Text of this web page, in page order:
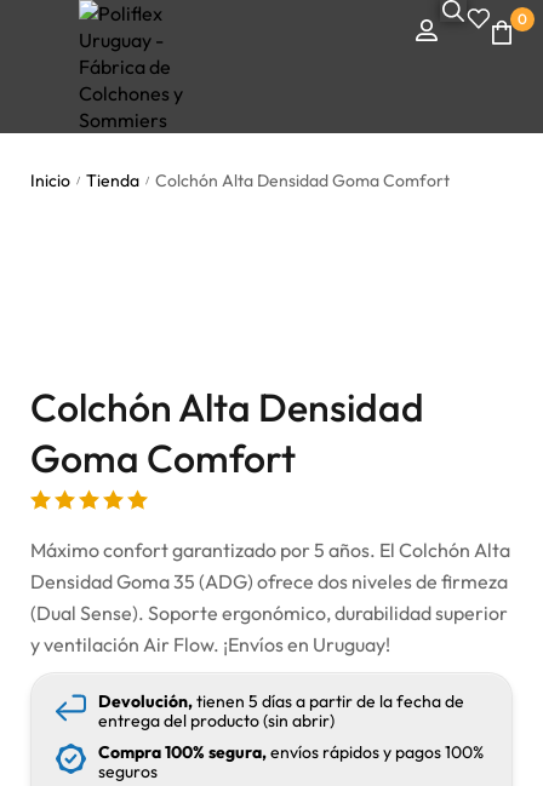
0
Inicio / Tienda / Colchón Alta Densidad Goma Comfort
Colchón Alta Densidad
Goma Comfort
Máximo confort garantizado por 5 años. El Colchón Alta
Densidad Goma 35 (ADG) ofrece dos niveles de firmeza
(Dual Sense). Soporte ergonómico, durabilidad superior
y ventilación Air Flow. ¡Envíos en Uruguay!
Devolución,tienen 5 días a partir de la fecha de
entrega del producto (sin abrir)
Compra 100% segura,envíos rápidos y pagos 100%
seguros